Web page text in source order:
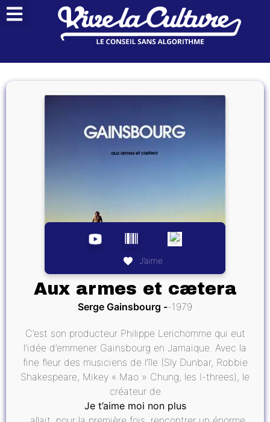
J’aime
Aux armes et cætera
Serge Gainsbourg 1979
C’est son producteur Philippe Lerichomme qui eut
l’idée d’emmener Gainsbourg en Jamaïque. Avec la
fine fleur des musiciens de l’île (Sly Dunbar, Robbie
Shakespeare, Mikey « Mao » Chung, les I-threes), le
créateur de
Je t’aime moi non plus